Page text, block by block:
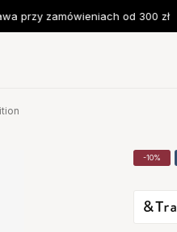
przy zamówieniach od 300 zł
-10%